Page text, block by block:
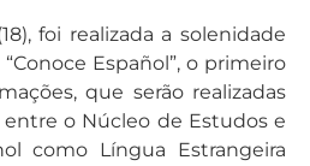
foi realizada a solenidade
Español”, o primeiro
que serão realizadas
o Núcleo de Estudos e
como Língua Estrangeira